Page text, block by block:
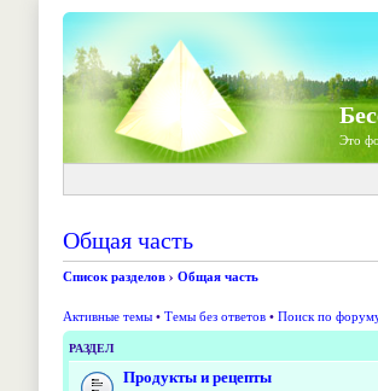
Это
Общая часть
Список разделов› Общая часть
Активные темы • Темы без ответов • Поиск по
РАЗДЕЛ
Продукты и рецепты